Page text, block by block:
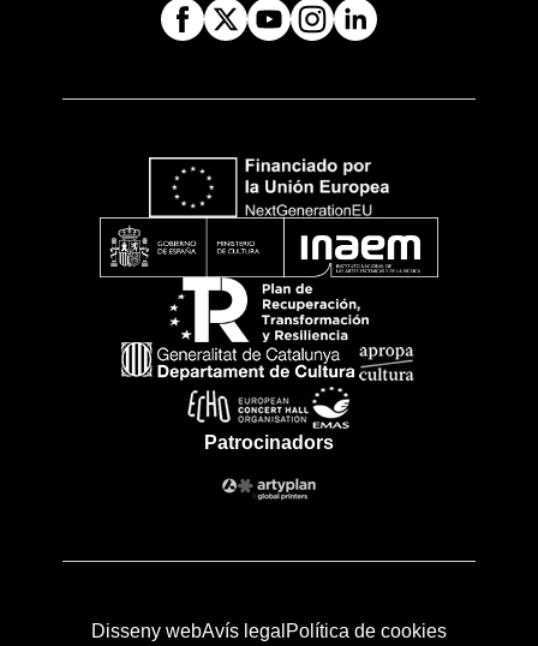
Patrocinadors
Disseny webAvís legal Política de cookies